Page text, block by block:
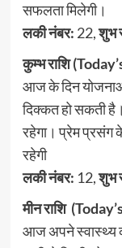
सफलता मिलेगी।
लकी नंबर: 22,शुभ
कुम्भ राशि
आज के दिन योजनाओं
दिक्कत हो सकती
रहेगा। प्रेम प्रसंग
रहेगी
लकी नंबर: 12,शुभ
मीन राशि
आज अपने स्वास्थ्य